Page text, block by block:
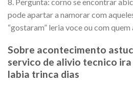
pode apartar a namorar com
“gostaram” leria voce ou com quem
Sobre acontecimento
servico de alivio tecnico
labia trinca dias